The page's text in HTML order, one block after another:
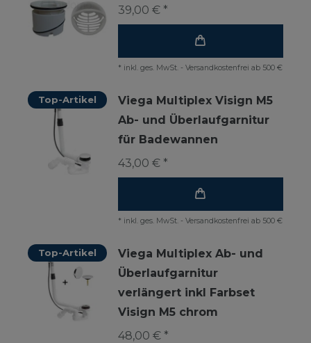
39,00 € *
* inkl. ges. MwSt. - Versandkostenfrei ab 500 €
Top-Artikel
Viega Multiplex Visign M5
Ab- und Überlaufgarnitur
für Badewannen
43,00 € *
* inkl. ges. MwSt. - Versandkostenfrei ab 500 €
Top-Artikel
Viega Multiplex Ab- und
Überlaufgarnitur
verlängert inkl Farbset
Visign M5 chrom
48,00 € *